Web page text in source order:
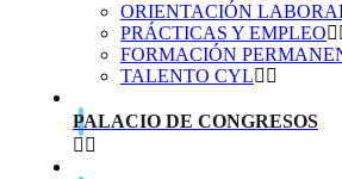
ORIENTACIÓN
PRÁCTICAS Y EMPLEO
FORMACIÓN
TALENTO CYL
PALACIO DE CONGRESOS